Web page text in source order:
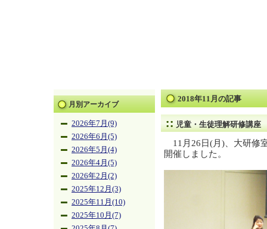
月別アーカイブ
2026年7月(9)
2026年6月(5)
2026年5月(4)
2026年4月(5)
2026年2月(2)
2025年12月(3)
2025年11月(10)
2025年10月(7)
2018年11月の記事
児童・生徒理解研修講座
11月26日(月)、大研修
開催しました。